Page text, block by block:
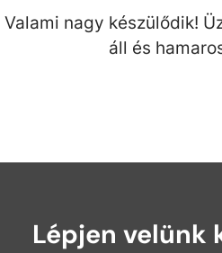
Valami nagy készülődik!
áll és
Lépjen velünk